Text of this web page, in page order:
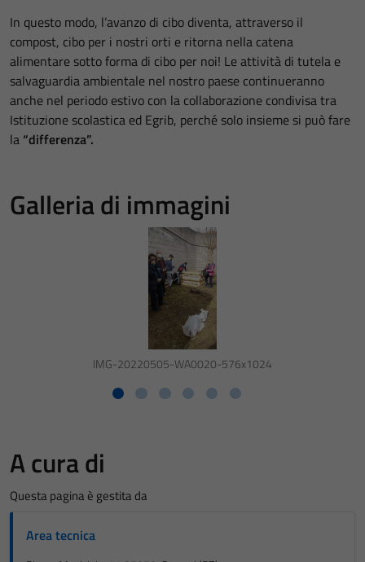
In questo modo, l’avanzo di cibo diventa, attraverso il
compost, cibo per i nostri orti e ritorna nella catena
alimentare sotto forma di cibo per noi! Le attività di tutela e
salvaguardia ambientale nel nostro paese continueranno
anche nel periodo estivo con la collaborazione condivisa tra
Istituzione scolastica ed Egrib, perché solo insieme si può fare
la “differenza”.
Galleria di immagini
IMG-20220505-WA0020-576x1024
A cura di
Questa pagina è gestita da
Area tecnica